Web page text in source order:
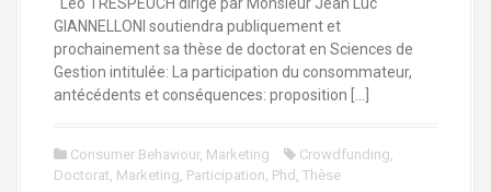
Léo TRESPEUCH dirigé par Monsieur Jean Luc
GIANNELLONI soutiendra publiquement et
prochainement sa thèse de doctorat en Sciences de
Gestion intitulée: La participation du consommateur,
antécédents et conséquences: proposition […]
Consumer Behaviour, Marketing Crowdfunding,
Doctorat, Marketing, Participation, Phd , Thèse